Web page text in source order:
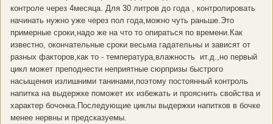
контроле через 4месяца. Для 30 литров до года , контролировать
начинать нужно уже через пол года,можно чуть раньше.Это
примерные сроки,надо же на что то опираться по времени.Как
известно, окончательные сроки весьма гадательны и зависят от
разных факторов,как то - температура,влажность ит.д.,но первый
цикл может преподнести неприятные сюрпризы быстрого
насыщения излишними танинами,поэтому постоянный контроль
напитка на выдержке поможет их избежать и прояснить свойства и
характер бочонка.Последующие циклы выдержки напитков в бочке
менее нервны и предсказуемы.